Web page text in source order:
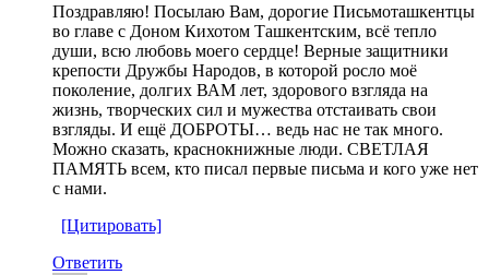
Поздравляю! Посылаю Вам, дорогие Письмоташкентцы
во главе с Доном Кихотом Ташкентским, всё тепло
души, всю любовь моего сердце! Верные защитники
крепости Дружбы Народов, в которой росло моё
поколение, долгих ВАМ лет, здорового взгляда на
жизнь, творческих сил и мужества отстаивать свои
взгляды. И ещё ДОБРОТЫ… ведь нас не так много.
Можно сказать, краснокнижные люди. СВЕТЛАЯ
ПАМЯТЬ всем, кто писал первые письма и кого уже нет
с нами.
[Цитировать]
Ответить